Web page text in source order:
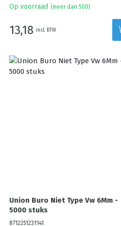
Op voorraad (meer dan 500)
13,18 incl. BTW
Union Buro Niet Type Vw 6Mm -
5000 stuks
8712251231141